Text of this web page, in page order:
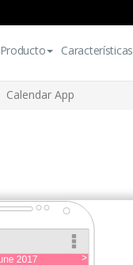
Producto Características
Calendar App